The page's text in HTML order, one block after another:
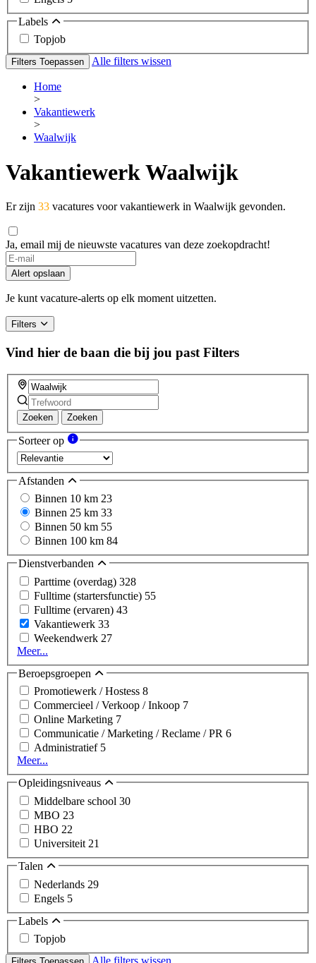
Labels
Topjob
Filters Toepassen Alle filters wissen
Home
>
Vakantiewerk
>
Waalwijk
Vakantiewerk Waalwijk
Er zijn 33 vacatures voor vakantiewerk in Waalwijk gevonden.
Ja, email mij de nieuwste vacatures van deze zoekopdracht!
If
you
are
a
ignore
this
field
Alert opslaan
Je kunt vacature-alerts op elk moment uitzetten.
Filters
Vind hier de baan die bij jou past Filters
Zoeken Zoeken
Sorteer op
Afstanden
Binnen 10 km 23
Binnen 25 km 33
Binnen 50 km 55
Binnen 100 km 84
Dienstverbanden
Parttime (overdag) 328
Fulltime (startersfunctie) 55
Fulltime (ervaren) 43
Vakantiewerk 33
Weekendwerk 27
Meer...
Beroepsgroepen
Promotiewerk / Hostess 8
Commercieel / Verkoop / Inkoop 7
Online Marketing 7
Communicatie / Marketing / Reclame / PR 6
Administratief 5
Meer...
Opleidingsniveaus
Middelbare school 30
MBO 23
HBO 22
Universiteit 21
Talen
Nederlands 29
Engels 5
Labels
Topjob